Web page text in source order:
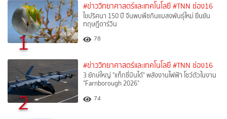
1
#ข่าววิทยาศาสตร์และเทคโนโลยี #TNN ช่อง16
ไขปริศนา 150 ปี จีนพบพืชกินแมลงพันธุ์ใหม่ ยืนยัน
ทฤษฎีดาร์วิน
78
2
#ข่าววิทยาศาสตร์และเทคโนโลยี #TNN ช่อง16
3 ยักษ์ใหญ่ "แท็กซี่บินได้" พลังงานไฟฟ้า โชว์ตัวในงาน
"Farnborough 2026"
74